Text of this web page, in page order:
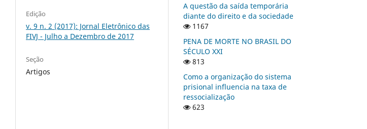
Edição
v. 9 n. 2 (2017): Jornal Eletrônico das
FIVJ - Julho a Dezembro de 2017
Seção
Artigos
A questão da saída temporária
diante do direito e da sociedade
1167
PENA DE MORTE NO BRASIL DO
SÉCULO XXI
813
Como a organização do sistema
prisional influencia na taxa de
ressocialização
623